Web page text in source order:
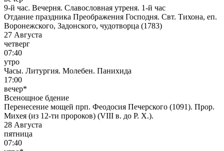
9-й час. Вечерня. Славословная утреня. 1-й час
Отдание праздника Преображения Господня. Свт. Тихона, еп.
Воронежского, Задонского, чудотворца (1783)
27 Августа
четверг
07:40
утро
Часы. Литургия. Молебен. Панихида
17:00
вечер*
Всенощное бдение
Перенесение мощей прп. Феодосия Печерского (1091). Прор.
Михея (из 12-ти пророков) (VIII в. до Р. Х.).
28 Августа
пятница
07:40